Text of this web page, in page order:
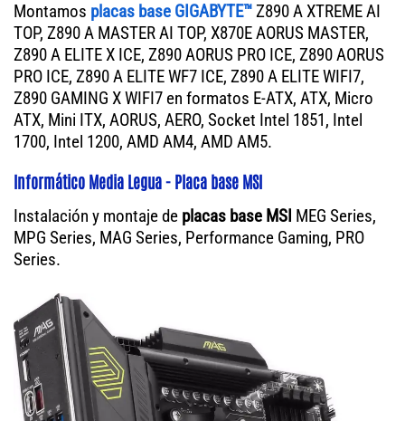
Montamos placas base GIGABYTE™Z890 A XTREME AI
TOP, Z890 A MASTER AI TOP, X870E AORUS MASTER,
Z890 A ELITE X ICE, Z890 AORUS PRO ICE, Z890 AORUS
PRO ICE, Z890 A ELITE WF7 ICE, Z890 A ELITE WIFI7,
Z890 GAMING X WIFI7 en formatos E-ATX, ATX, Micro
ATX, Mini ITX, AORUS, AERO, Socket Intel 1851, Intel
1700, Intel 1200, AMD AM4, AMD AM5.
Informático Media Legua - Placa base MSI
Instalación y montaje de placas base MSI MEG Series,
MPG Series, MAG Series, Performance Gaming, PRO
Series.